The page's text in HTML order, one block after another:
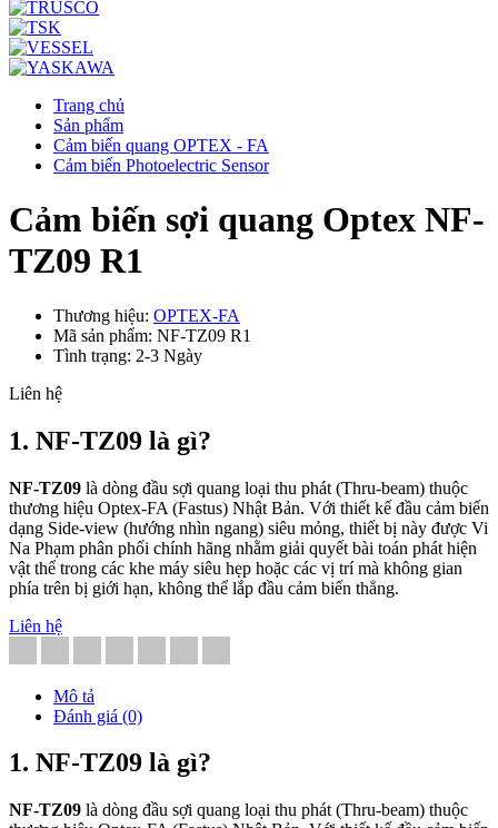
Trang chủ
Sản phẩm
Cảm biến quang OPTEX - FA
Cảm biến Photoelectric Sensor
Cảm biến sợi quang Optex NF-
TZ09 R1
Thương hiệu: OPTEX-FA
Mã sản phẩm: NF-TZ09 R1
Tình trạng: 2-3 Ngày
Liên hệ
1. NF-TZ09 là gì?
NF-TZ09 là dòng đầu sợi quang loại thu phát (Thru-beam) thuộc
thương hiệu Optex-FA (Fastus) Nhật Bản. Với thiết kế đầu cảm biến
dạng Side-view (hướng nhìn ngang) siêu mỏng, thiết bị này được Vi
Na Phạm phân phối chính hãng nhằm giải quyết bài toán phát hiện
vật thể trong các khe máy siêu hẹp hoặc các vị trí mà không gian
phía trên bị giới hạn, không thể lắp đầu cảm biến thẳng.
Liên hệ
Mô tả
Đánh giá (0)
1. NF-TZ09 là gì?
NF-TZ09 là dòng đầu sợi quang loại thu phát (Thru-beam) thuộc